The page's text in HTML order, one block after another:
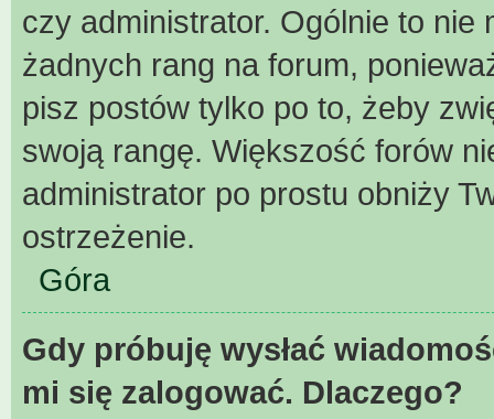
czy administrator. Ogólnie to
żadnych rang na forum,
pisz postów tylko po to, żeby
swoją rangę. Większość forów
administrator po prostu obniży
ostrzeżenie.
Góra
Gdy próbuję wysłać
mi się zalogować. Dlaczego?